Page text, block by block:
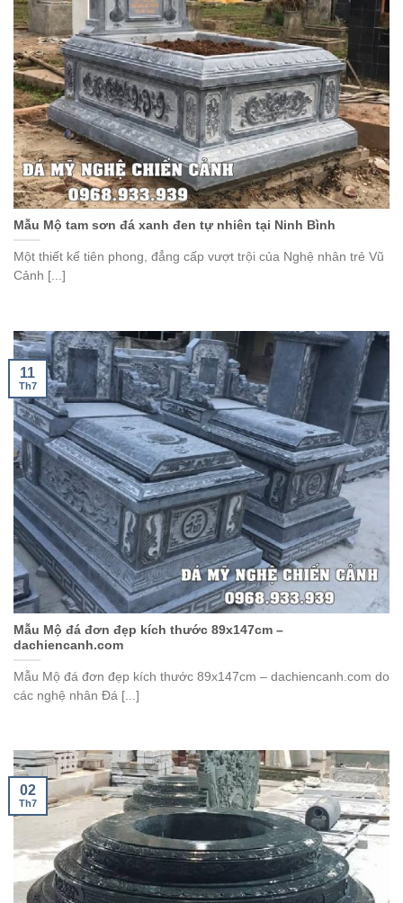
Mẫu Mộ tam sơn đá xanh đen tự nhiên tại Ninh Bình
Một thiết kế tiên phong, đẳng cấp vượt trội của Nghệ nhân trẻ Vũ
Cảnh [...]
Mẫu Mộ đá đơn đẹp kích thước 89x147cm –
dachiencanh.com
Mẫu Mộ đá đơn đẹp kích thước 89x147cm – dachiencanh.com do
các nghệ nhân Đá [...]
11
Th7
02
Th7